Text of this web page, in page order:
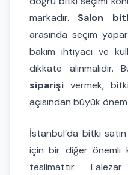
markadır. Salon
arasında seçim
bakım ihtiyacı ve
dikkate
siparişi vermek,
açısından büyük önem
İstanbul’da bitki
için bir diğer önemli
teslimattır.